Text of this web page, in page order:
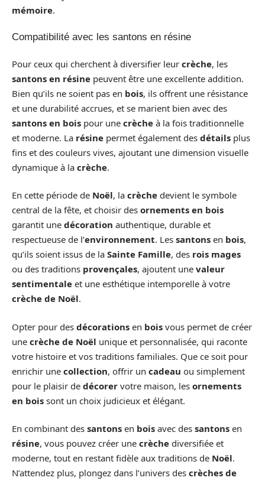
mémoire.
Compatibilité avec les santons en résine
Pour ceux qui cherchent à diversifier leur crèche, les
santons en résine peuvent être une excellente addition.
Bien qu’ils ne soient pas en bois, ils offrent une résistance
et une durabilité accrues, et se marient bien avec des
santons en bois pour une crèche à la fois traditionnelle
et moderne. La résine permet également des détails plus
fins et des couleurs vives, ajoutant une dimension visuelle
dynamique à la crèche.
En cette période de Noël, la crèche devient le symbole
central de la fête, et choisir des ornements en bois
garantit une décoration authentique, durable et
respectueuse de l’environnement. Les santons en bois,
qu’ils soient issus de la Sainte Famille, des rois mages
ou des traditions provençales, ajoutent une valeur
sentimentale et une esthétique intemporelle à votre
crèche de Noël.
Opter pour des décorations en bois vous permet de créer
une crèche de Noël unique et personnalisée, qui raconte
votre histoire et vos traditions familiales. Que ce soit pour
enrichir une collection, offrir un cadeau ou simplement
pour le plaisir de décorer votre maison, les ornements
en bois sont un choix judicieux et élégant.
En combinant des santons en bois avec des santons en
résine, vous pouvez créer une crèche diversifiée et
moderne, tout en restant fidèle aux traditions de Noël.
N’attendez plus, plongez dans l’univers des crèches de